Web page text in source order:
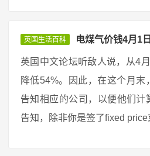
英国生活百科 电煤气价钱4月1
英国中文论坛听敌人说，从4
降低54%。因此，在这个月
告知相应的公司，以便他们计
告知，除非你是签了fixed price